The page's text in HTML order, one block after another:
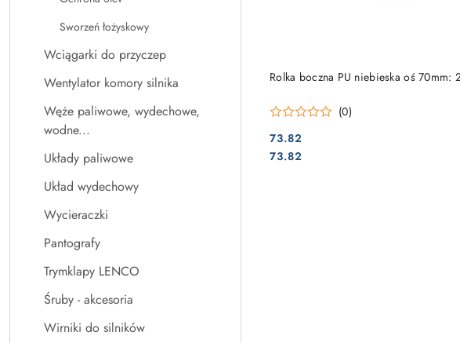
Sworzeń łożyskowy
Wciągarki do przyczep
Wentylator komory silnika
Węże paliwowe, wydechowe,
wodne...
Układy paliwowe
Układ wydechowy
Wycieraczki
Pantografy
Trymklapy LENCO
Śruby - akcesoria
Wirniki do silników
Rolka boczna PU niebieska oś 70mm:
(0)
Cena:
73.82
Cena:
73.82
PRODUKT NIEDOSTĘPNY